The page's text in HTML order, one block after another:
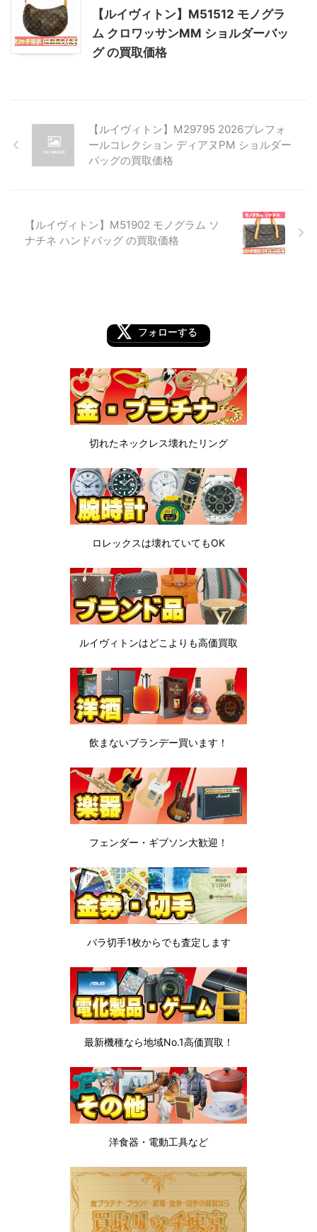
【ルイヴィトン】M51512 モノグラ
ム クロワッサンMM ショルダーバッ
グ の買取価格
【ルイヴィトン】M29795 2026プレフォ
ールコレクション ディアヌPM ショルダー
バッグの買取価格
【ルイヴィトン】M51902 モノグラム ソ
ナチネ ハンドバッグ の買取価格
フォローする
切れたネックレス壊れたリング
ロレックスは壊れていてもOK
ルイヴィトンはどこよりも高価買取
飲まないブランデー買います！
フェンダー・ギブソン大歓迎！
バラ切手1枚からでも査定します
最新機種なら地域No.1高価買取！
洋食器・電動工具など